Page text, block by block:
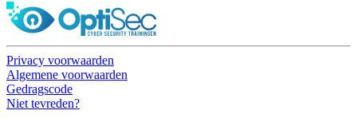
Privacy voorwaarden
Algemene voorwaarden
Gedragscode
Niet tevreden?